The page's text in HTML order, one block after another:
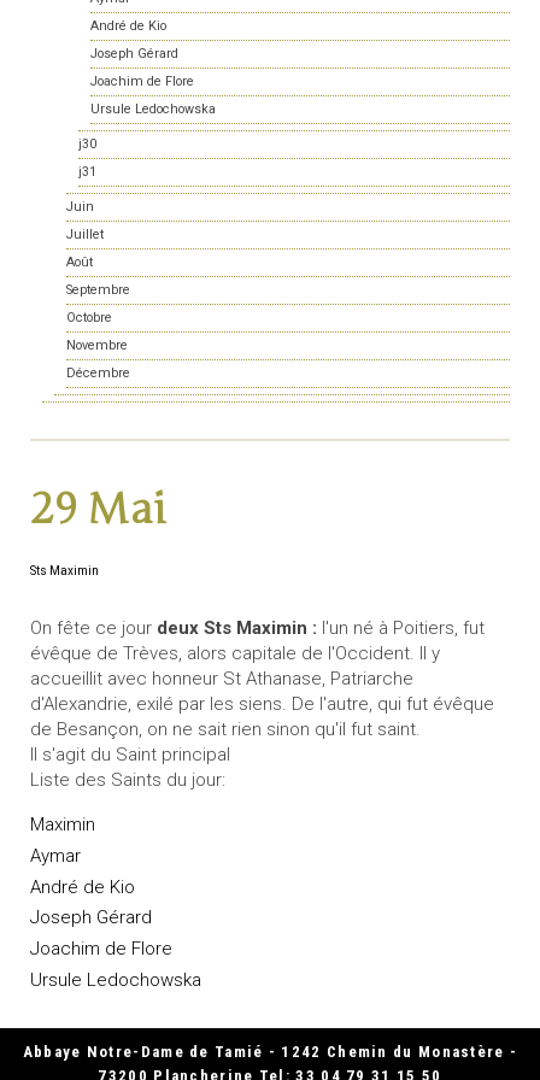
André de Kio
Joseph Gérard
Joachim de Flore
Ursule Ledochowska
j30
j31
Juin
Juillet
Août
Septembre
Octobre
Novembre
Décembre
29 Mai
Sts Maximin
On fête ce jour deux Sts Maximin : l'un né à Poitiers, fut
évêque de Trèves, alors capitale de l'Occident. Il y
accueillit avec honneur St Athanase, Patriarche
d'Alexandrie, exilé par les siens. De l'autre, qui fut évêque
de Besançon, on ne sait rien sinon qu'il fut saint.
Il s'agit du Saint principal
Liste des Saints du jour:
Maximin
Aymar
André de Kio
Joseph Gérard
Joachim de Flore
Ursule Ledochowska
Abbaye Notre-Dame de Tamié - 1242 Chemin du Monastère -
73200 Plancherine Tel: 33 04 79 31 15 50